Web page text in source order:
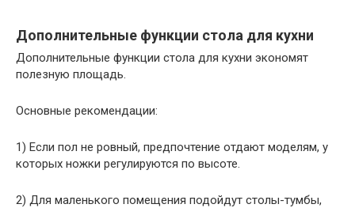
Дополнительные функции стола для кухни
Дополнительные функции стола для кухни экономят
полезную площадь.
Основные рекомендации:
1) Если пол не ровный, предпочтение отдают моделям, у
которых ножки регулируются по высоте.
2) Для маленького помещения подойдут столы-тумбы,